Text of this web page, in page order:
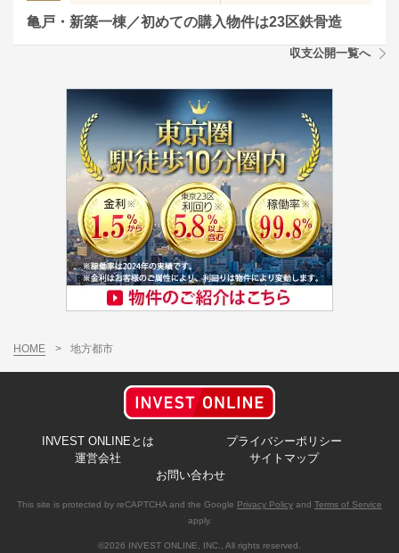
亀戸・新築一棟／初めての購入物件は23区鉄骨造
収支公開一覧へ
HOME > 地方都市
INVEST ONLINEとは
プライバシーポリシー
運営会社
サイトマップ
お問い合わせ
This site is protected by reCAPTCHA and the Google Privacy Policy and Terms of Service
apply.
©2026 INVEST ONLINE, INC., All rights reserved.